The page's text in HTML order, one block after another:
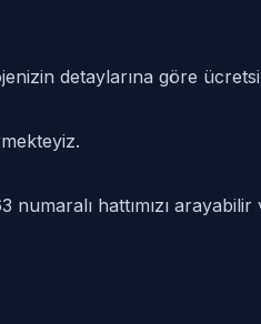
detaylarına göre
hattımızı